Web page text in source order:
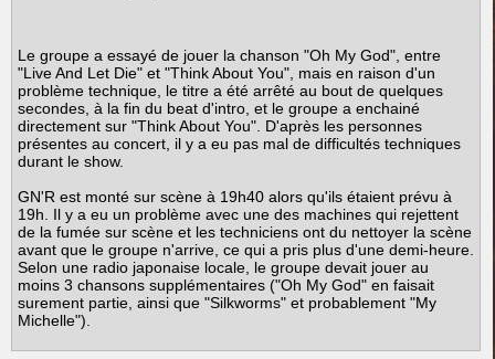
Le groupe a essayé de jouer la chanson "Oh My God", entre
"Live And Let Die" et "Think About You", mais en raison d'un
problème technique, le titre a été arrêté au bout de quelques
secondes, à la fin du beat d'intro, et le groupe a enchainé
directement sur "Think About You". D'après les personnes
présentes au concert, il y a eu pas mal de difficultés techniques
durant le show.
GN'R est monté sur scène à 19h40 alors qu'ils étaient prévu à
19h. Il y a eu un problème avec une des machines qui rejettent
de la fumée sur scène et les techniciens ont du nettoyer la scène
avant que le groupe n'arrive, ce qui a pris plus d'une demi-heure.
Selon une radio japonaise locale, le groupe devait jouer au
moins 3 chansons supplémentaires ("Oh My God" en faisait
surement partie, ainsi que "Silkworms" et probablement "My
Michelle").